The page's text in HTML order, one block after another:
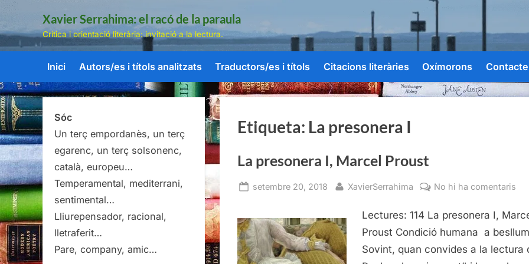
Skip
content
Xavier Serrahima: el racó de la paraula
Crítica i orientació literària: invitació a la lectura.
Inici Autors/es i títols analitzats Traductors/es i títols Citacions literàries Oxímorons Contacte
Etiqueta: La presonera I
La presonera I, Marcel Proust
Posted
setembre 20, 2018 By
XavierSerrahima No hi ha comentaris
I,
Lectures: 114 La presonera I,
Proust Condició humana a besllum
Sovint, quan convides a la lectura
Sóc
Un terç empordanès, un terç
egarenc, un terç solsonenc,
català, europeu…
Temperamental, mediterrani,
sentimental…
Lliurepensador, racional,
lletraferit…
Pare, company, amic…